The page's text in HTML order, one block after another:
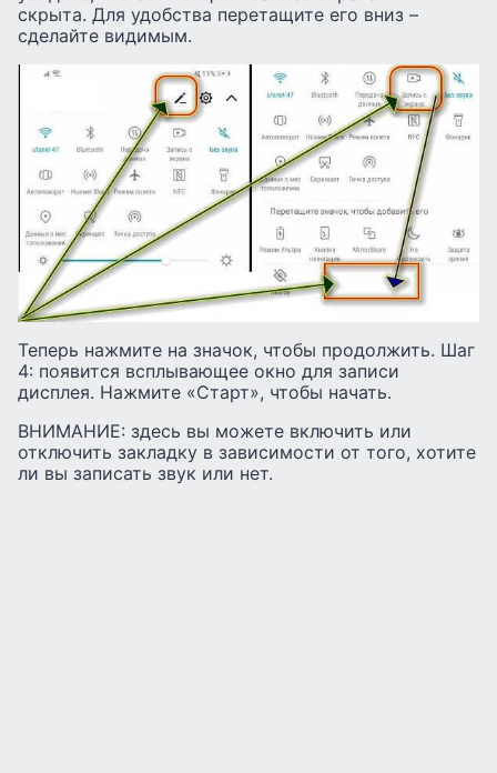
скрыта. Для удобства перетащите его вниз –
сделайте видимым.
Теперь нажмите на значок, чтобы продолжить. Шаг
4: появится всплывающее окно для записи
дисплея. Нажмите «Старт», чтобы начать.
ВНИМАНИЕ: здесь вы можете включить или
отключить закладку в зависимости от того, хотите
ли вы записать звук или нет.